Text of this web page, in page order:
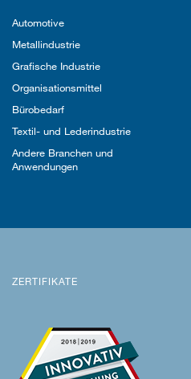
Automotive
Metallindustrie
Grafische Industrie
Organisationsmittel
Bürobedarf
Textil- und Lederindustrie
Andere Branchen und
Anwendungen
ZERTIFIKATE